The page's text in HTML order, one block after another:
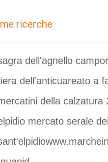
ricerche
dell'agnello
dell'anticuareato a
della calzatura
mercato serale